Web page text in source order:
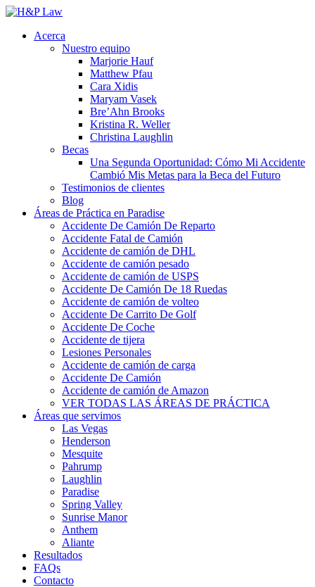
Acerca
Nuestro equipo
Marjorie Hauf
Matthew Pfau
Cara Xidis
Maryam Vasek
Bre’Ahn Brooks
Kristina R. Weller
Christina Laughlin
Becas
Una Segunda Oportunidad: Cómo Mi Accidente
Cambió Mis Metas para la Beca del Futuro
Testimonios de clientes
Blog
Áreas de Práctica en Paradise
Accidente De Camión De Reparto
Accidente Fatal de Camión
Accidente de camión de DHL
Accidente de camión pesado
Accidente de camión de USPS
Accidente De Camión De 18 Ruedas
Accidente de camión de volteo
Accidente De Carrito De Golf
Accidente De Coche
Accidente de tijera
Lesiones Personales
Accidente de camión de carga
Accidente De Camión
Accidente de camión de Amazon
VER TODAS LAS ÁREAS DE PRÁCTICA
Áreas que servimos
Las Vegas
Henderson
Mesquite
Pahrump
Laughlin
Paradise
Spring Valley
Sunrise Manor
Anthem
Aliante
Resultados
FAQs
Contacto